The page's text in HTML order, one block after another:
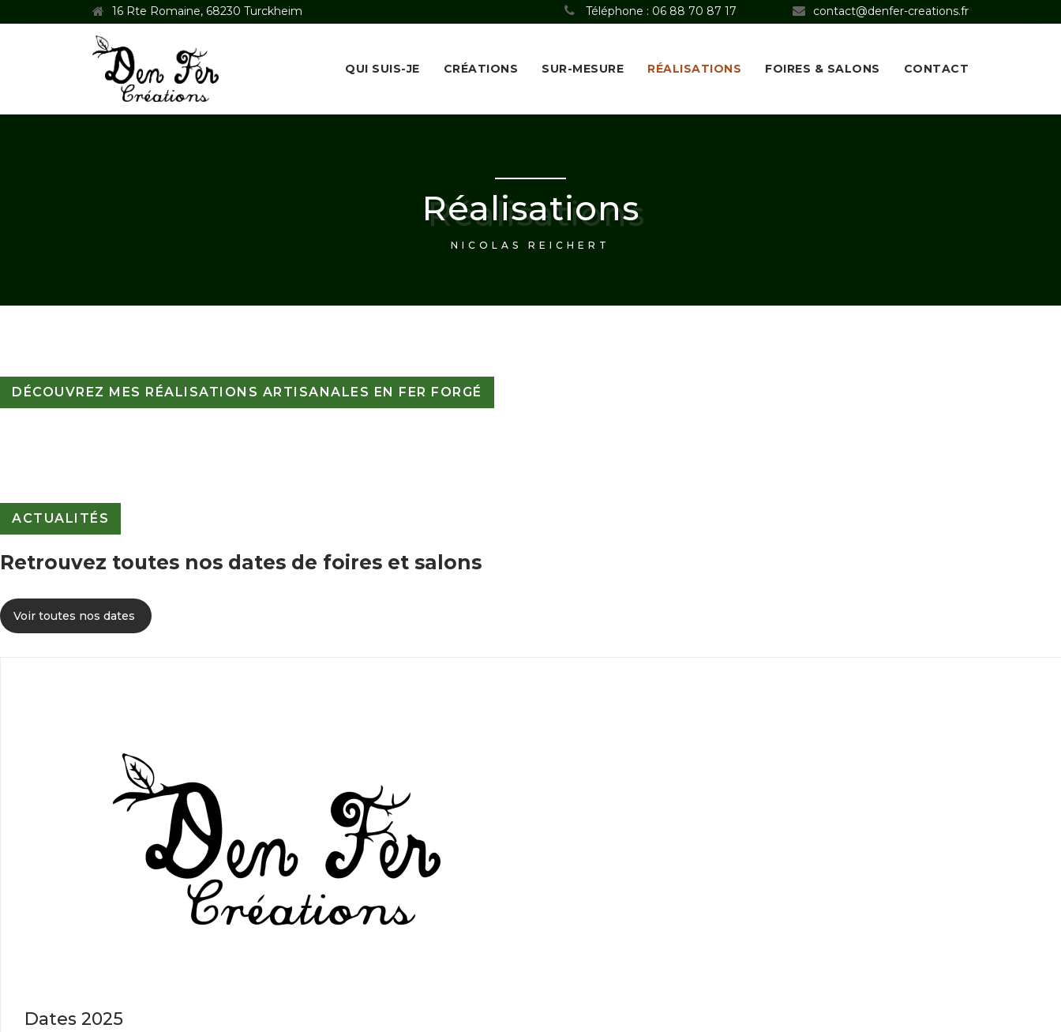
16 Rte Romaine, 68230 Turckheim Téléphone : 06 88 70 87 17 contact@denfer-creations.fr
QUI SUIS-JE CRÉATIONS SUR-MESURE RÉALISATIONS FOIRES & SALONS CONTACT
Réalisations
NICOLAS REICHERT
DÉCOUVREZ MES RÉALISATIONS ARTISANALES EN FER FORGÉ
ACTUALITÉS
Retrouvez toutes nos dates de foires et salons
Voir toutes nos dates
Dates 2025